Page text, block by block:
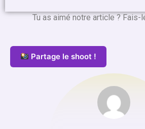
Tu as aimé notre article ? Fais-
Partage le shoot !